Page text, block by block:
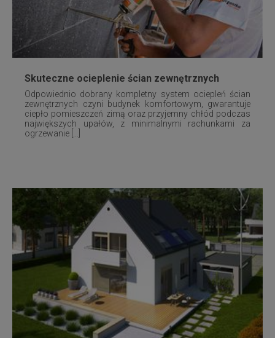
Skuteczne ocieplenie ścian zewnętrznych
Odpowiednio dobrany kompletny system ociepleń ścian
zewnętrznych czyni budynek komfortowym, gwarantuje
ciepło pomieszczeń zimą oraz przyjemny chłód podczas
największych upałów, z minimalnymi rachunkami za
ogrzewanie [...]